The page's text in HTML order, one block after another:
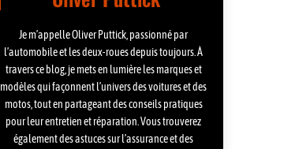
Je m’appelle Oliver Puttick, passionné par
l’automobile et les deux-roues depuis toujours. À
travers ce blog, je mets en lumière les marques et
modèles qui façonnent l’univers des voitures et des
motos, tout en partageant des conseils pratiques
pour leur entretien et réparation. Vous trouverez
également des astuces sur l’assurance et des